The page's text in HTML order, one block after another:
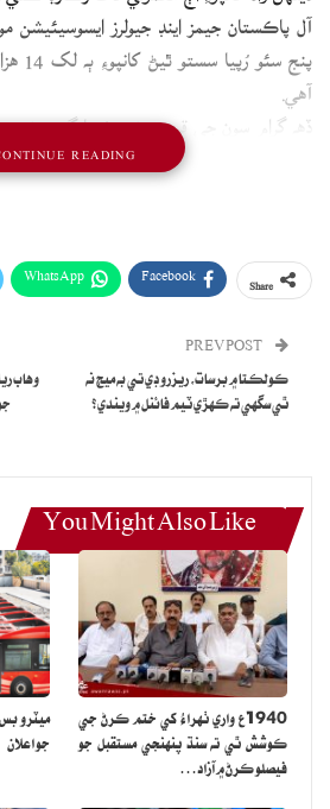
آل پاڪستان جيمز اينڊ جيولرز
پنج
آهي.
ڏهه گرام سون جي قيمت 428 رُپيا گهٽجڻ بعد 83 هزار 728 رُپيا آهي.
Facebook
WhatsApp
ڪولڪتا ۾ برسات، ريزرو ڊي تي به ميچ نه
ٿي سگهي ته ڪهڙي ٽيم فائنل ۾ ويندي؟
وهاب
You Might Also Like
1940ع واري ٺهراءُ کي ختم ڪرڻ جي
ڪوشش ٿي ته سنڌ پنهنجي مستقبل جو
فيصلو ڪرڻ ۾ آزاد…
جو اعلان